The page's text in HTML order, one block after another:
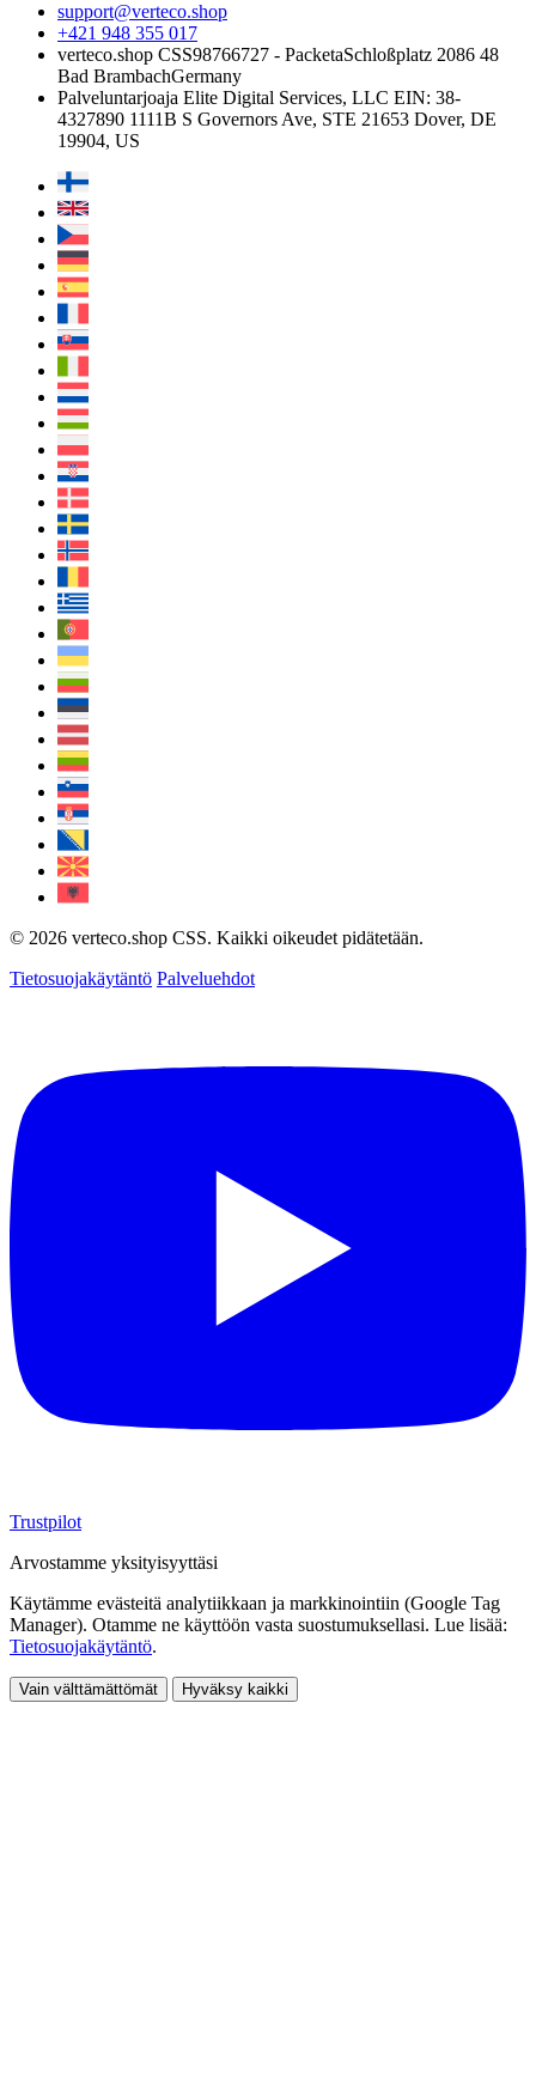
support@verteco.shop
+421 948 355 017
verteco.shop CSS98766727 - PacketaSchloßplatz 2086 48
Bad BrambachGermany
Palveluntarjoaja Elite Digital Services, LLC EIN: 38-
4327890 1111B S Governors Ave, STE 21653 Dover, DE
19904, US
© 2026 verteco.shop CSS. Kaikki oikeudet pidätetään.
Tietosuojakäytäntö Palveluehdot
Trustpilot
Arvostamme yksityisyyttäsi
Käytämme evästeitä analytiikkaan ja markkinointiin (Google Tag
Manager). Otamme ne käyttöön vasta suostumuksellasi. Lue lisää:
Tietosuojakäytäntö.
Vain välttämättömät Hyväksy kaikki